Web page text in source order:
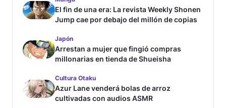
El fin de una era: La revista Weekly Shonen
Jump cae por debajo del millón de copias
Japón
Arrestan a mujer que fingió compras
millonarias en tienda de Shueisha
Cultura Otaku
Azur Lane venderá bolas de arroz
cultivadas con audios ASMR